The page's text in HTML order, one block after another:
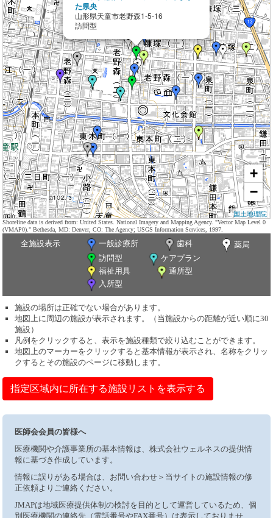
た県央
山形県天童市老野森1-5-16
訪問型
+
−
国土地理院
Shoreline data is derived from: United States. National Imagery and Mapping Agency. "Vector Map Level 0
(VMAP0)." Bethesda, MD: Denver, CO: The Agency; USGS Information Services, 1997.
全施設表示 一般診療所 歯科
薬局
訪問型
ケアプラン
福祉用具
通所型
入所型
施設の場所は正確でない場合があります。
地図上に周辺の施設が表示されます。（当施設からの距離が近い順に30
施設）
凡例をクリックすると、表示を施設種類で絞り込むことができます。
地図上のマーカーをクリックすると基本情報が表示され、名称をクリッ
クするとその施設のページに移動します。
指定区域内に所在する施設リストを表示する
医師会会員の皆様へ
医療機関や介護事業所の基本情報は、株式会社ウェルネスの提供情
報に基づき作成しています。
情報に誤りがある場合は、お問い合わせ＞当サイトの施設情報の修
正依頼よりご連絡ください。
JMAPは地域医療提供体制の検討を目的として運営しているため、個
別医療機関の連絡先（電話番号やFAX番号）は表示しておりませ